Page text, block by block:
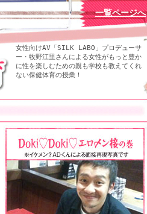
女性向けAV「SILK LABO」プロデューサ
ー・牧野江里さんによる女性がもっと豊か
に性を楽しむための親も学校も教えてくれ
ない保健体育の授業！
一覧ページへ